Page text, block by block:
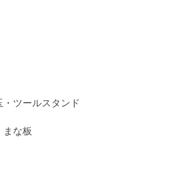
ツールスタンド
まな板